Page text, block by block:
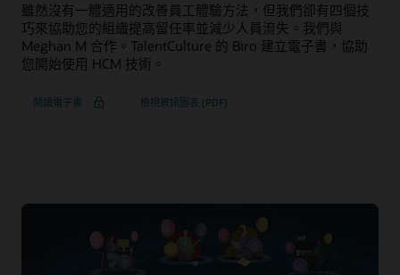
雖然沒有一體適用的改善員工體驗方法，但我們卻有四個技
巧來協助您的組織提高留任率並減少人員流失。我們與
Meghan M 合作。TalentCulture 的 Biro 建立電子書，協助
您開始使用 HCM 技術。
閱讀電子書 檢視資訊圖表 (PDF)